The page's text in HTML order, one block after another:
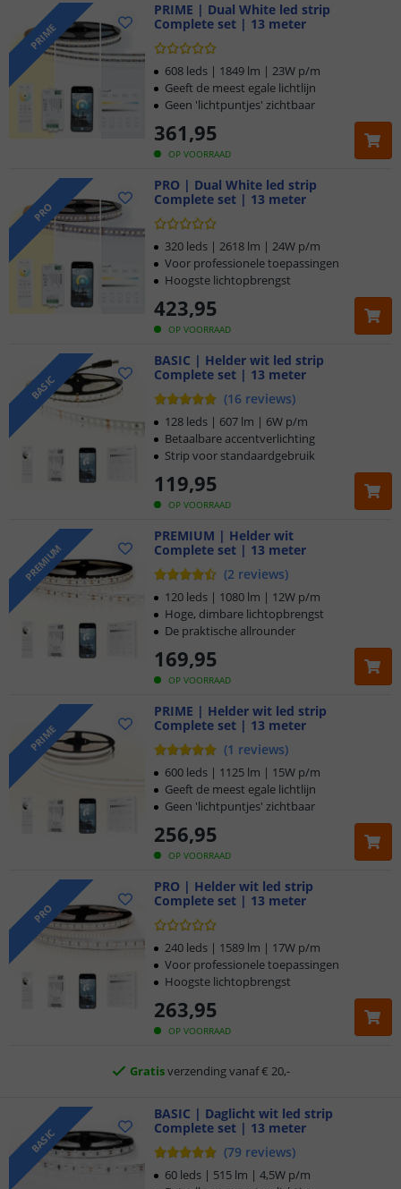
PRIME
PRIME | Dual White led strip
Complete set | 13 meter
OP VOORRAAD
361,95
608 leds | 1849 lm | 23W p/m
Geeft de meest egale lichtlijn
Geen 'lichtpuntjes' zichtbaar
PRO
PRO | Dual White led strip
Complete set | 13 meter
OP VOORRAAD
423,95
320 leds | 2618 lm | 24W p/m
Voor professionele toepassingen
Hoogste lichtopbrengst
BASIC
BASIC | Helder wit led strip
Complete set | 13 meter
(16 reviews)
OP VOORRAAD
119,95
128 leds | 607 lm | 6W p/m
Betaalbare accentverlichting
Strip voor standaardgebruik
PREMIUM
PREMIUM | Helder wit
Complete set | 13 meter
(2 reviews)
OP VOORRAAD
169,95
120 leds | 1080 lm | 12W p/m
Hoge, dimbare lichtopbrengst
De praktische allrounder
PRIME
PRIME | Helder wit led strip
Complete set | 13 meter
(1 reviews)
OP VOORRAAD
256,95
600 leds | 1125 lm | 15W p/m
Geeft de meest egale lichtlijn
Geen 'lichtpuntjes' zichtbaar
PRO
PRO | Helder wit led strip
Complete set | 13 meter
OP VOORRAAD
263,95
240 leds | 1589 lm | 17W p/m
Voor professionele toepassingen
Hoogste lichtopbrengst
Klantbeoordeling 9.1
Voor 23:45 uur besteld,morgen in huis
Gratis verzending vanaf € 20,-
Klantbeoordeling 9.1
Voor 23:45 uur besteld,morgen in huis
BASIC
BASIC | Daglicht wit led strip
Complete set | 13 meter
(79 reviews)
60 leds | 515 lm | 4,5W p/m